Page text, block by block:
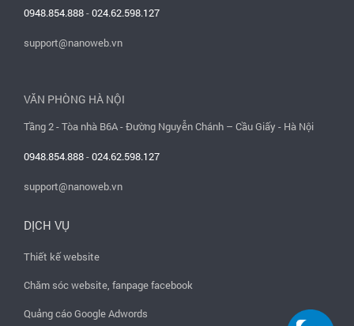
0948.854.888-024.62.598.127
support@nanoweb.vn
VĂN PHÒNG HÀ NỘI
Tầng 2 - Tòa nhà B6A - Đường Nguyễn Chánh – Cầu Giấy - Hà Nội
0948.854.888-024.62.598.127
support@nanoweb.vn
DỊCH VỤ
Thiết kế website
Chăm sóc website, fanpage facebook
Quảng cáo Google Adwords